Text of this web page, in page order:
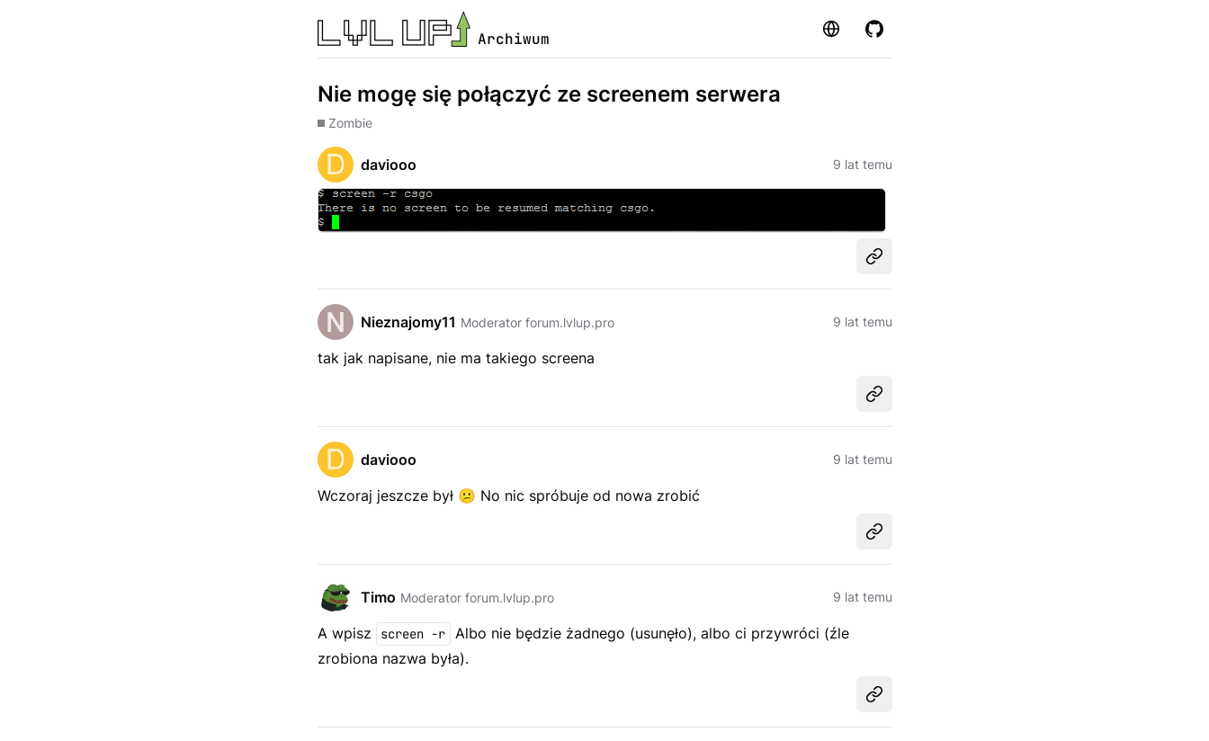
Archiwum Strona GitHub
Nie mogę się połączyć ze screenem serwera
Zombie
daviooo 9 lat temu
Udostępnij
Nieznajomy11 Moderator forum.lvlup.pro 9 lat temu
tak jak napisane, nie ma takiego screena
Udostępnij
daviooo 9 lat temu
Wczoraj jeszcze był 😕 No nic spróbuje od nowa zrobić
Udostępnij
Timo Moderator forum.lvlup.pro 9 lat temu
A wpisz screen -r
Albo nie będzie żadnego (usunęło), albo ci przywróci (źle
zrobiona nazwa była).
Udostępnij